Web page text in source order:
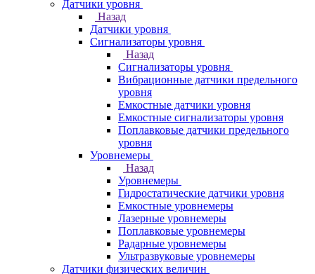
Датчики уровня
Назад
Датчики уровня
Сигнализаторы уровня
Назад
Сигнализаторы уровня
Вибрационные датчики предельного
уровня
Емкостные датчики уровня
Емкостные сигнализаторы уровня
Поплавковые датчики предельного
уровня
Уровнемеры
Назад
Уровнемеры
Гидростатические датчики уровня
Емкостные уровнемеры
Лазерные уровнемеры
Поплавковые уровнемеры
Радарные уровнемеры
Ультразвуковые уровнемеры
Датчики физических величин